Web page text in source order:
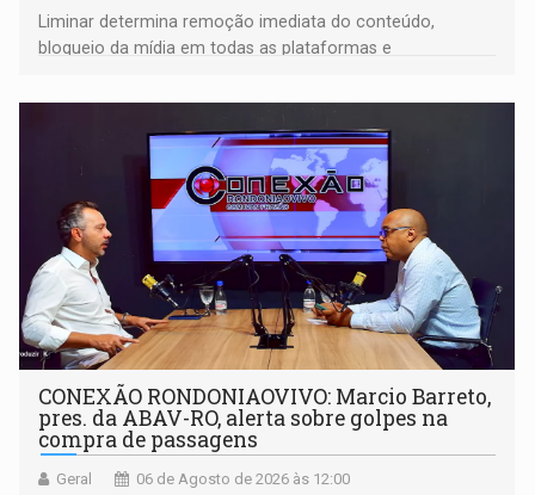
Liminar determina remoção imediata do conteúdo,
bloqueio da mídia em todas as plataformas e
CONEXÃO RONDONIAOVIVO: Marcio Barreto,
pres. da ABAV-RO, alerta sobre golpes na
compra de passagens
Geral 06 de Agosto de 2026 às 12:00